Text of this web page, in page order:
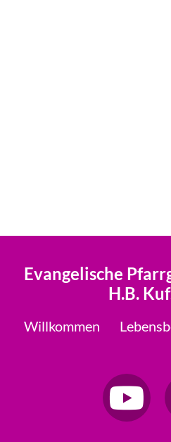
Evangelische
H.B.
Willkommen